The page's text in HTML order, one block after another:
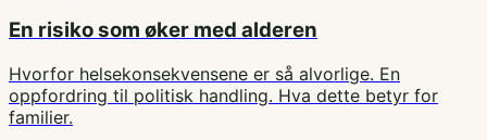
En risiko som øker med alderen
Hvorfor helsekonsekvensene er så alvorlige. En
oppfordring til politisk handling. Hva dette betyr for
familier.